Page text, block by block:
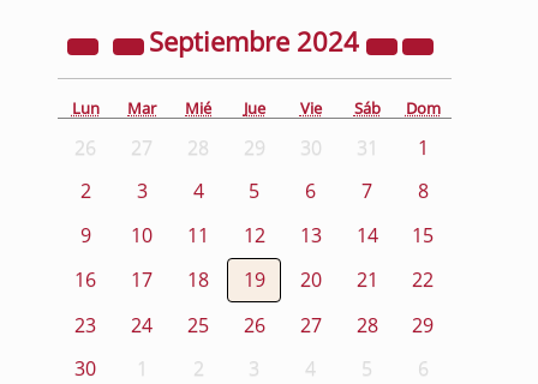
Septiembre 2024
Lun Mar Mié Jue Vie Sáb Dom
26 27 28 29 30 31
1
2
3 4 5 6 7
8
9
10 11 12 13 14
15
16
17 18 19 20 21
22
23
24 25 26 27 28
29
30
1 2 3 4 5 6